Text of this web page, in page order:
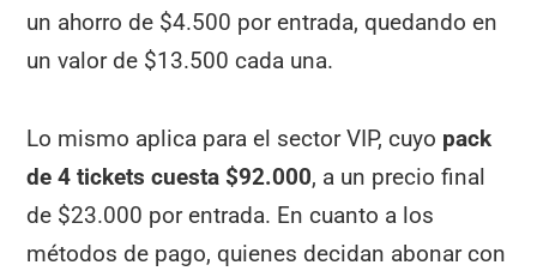
un ahorro de $4.500 por entrada, quedando en
un valor de $13.500 cada una.
Lo mismo aplica para el sector VIP, cuyo pack
de 4 tickets cuesta $92.000, a un precio final
de $23.000 por entrada. En cuanto a los
métodos de pago, quienes decidan abonar con